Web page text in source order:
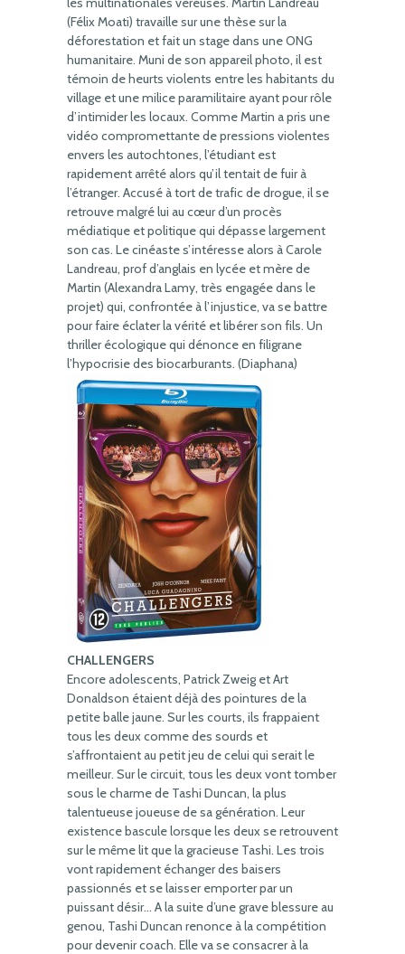
(Félix Moati) travaille sur une thèse sur la
déforestation et fait un stage dans une ONG
humanitaire. Muni de son appareil photo, il est
témoin de heurts violents entre les habitants du
village et une milice paramilitaire ayant pour rôle
d’intimider les locaux. Comme Martin a pris une
vidéo compromettante de pressions violentes
envers les autochtones, l’étudiant est
rapidement arrêté alors qu’il tentait de fuir à
l’étranger. Accusé à tort de trafic de drogue, il se
retrouve malgré lui au cœur d’un procès
médiatique et politique qui dépasse largement
son cas. Le cinéaste s’intéresse alors à Carole
Landreau, prof d’anglais en lycée et mère de
Martin (Alexandra Lamy, très engagée dans le
projet) qui, confrontée à l’injustice, va se battre
pour faire éclater la vérité et libérer son fils. Un
thriller écologique qui dénonce en filigrane
l’hypocrisie des biocarburants. (Diaphana)
CHALLENGERS
Encore adolescents, Patrick Zweig et Art
Donaldson étaient déjà des pointures de la
petite balle jaune. Sur les courts, ils frappaient
tous les deux comme des sourds et
s’affrontaient au petit jeu de celui qui serait le
meilleur. Sur le circuit, tous les deux vont tomber
sous le charme de Tashi Duncan, la plus
talentueuse joueuse de sa génération. Leur
existence bascule lorsque les deux se retrouvent
sur le même lit que la gracieuse Tashi. Les trois
vont rapidement échanger des baisers
passionnés et se laisser emporter par un
puissant désir… A la suite d’une grave blessure au
genou, Tashi Duncan renonce à la compétition
pour devenir coach. Elle va se consacrer à la